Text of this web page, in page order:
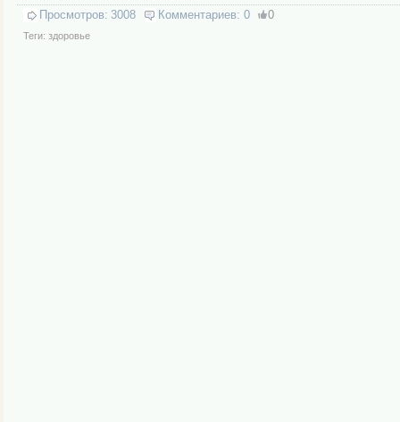
Просмотров: 3008 Комментариев: 0 0
Теги: здоровье